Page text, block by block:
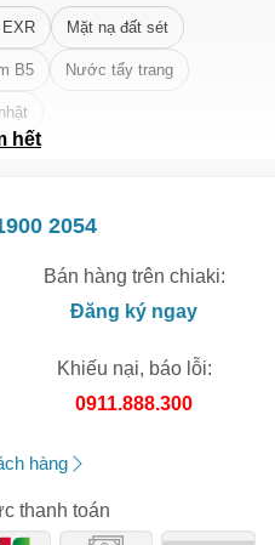
Mặt nạ đất sét
B5 Nước tẩy trang
hết
2054
Bán hàng trên chiaki:
Đăng ký ngay
Khiếu nại, báo lỗi:
0911.888.300
hàng
thanh toán
NGAY